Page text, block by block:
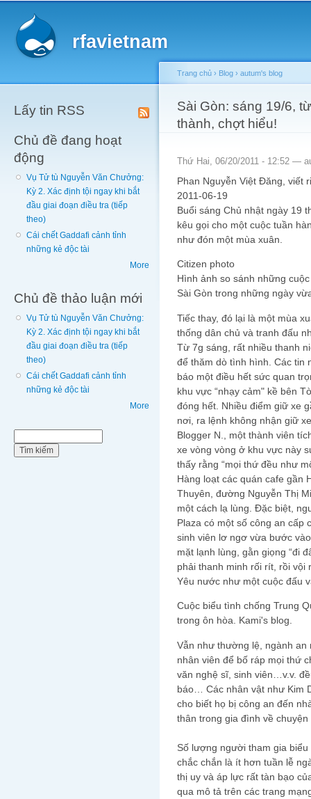
rfavietnam
Lấy tin RSS
Chủ đề đang hoạt
động
Vụ Tử tù Nguyễn Văn Chưởng:
Kỳ 2. Xác định tội ngay khi bắt
đầu giai đoạn điều tra (tiếp
theo)
Cái chết Gaddafi cảnh tỉnh
những kẻ độc tài
More
Chủ đề thảo luận mới
Vụ Tử tù Nguyễn Văn Chưởng:
Kỳ 2. Xác định tội ngay khi bắt
đầu giai đoạn điều tra (tiếp
theo)
Cái chết Gaddafi cảnh tỉnh
những kẻ độc tài
More
You are here
Trang chủ › Blog › autum's blog
Sài Gòn: sáng 19/6,
thành, chợt hiểu!
Thứ Hai, 06/20/2011 - 12:52 —
Phan Nguyễn Việt Đăng, viết
2011-06-19
Buổi sáng Chủ nhật ngày 19
kêu gọi cho một cuộc tuần
như đón một mùa xuân.
Citizen photo
Hình ảnh so sánh những
Sài Gòn trong những ngày
Tiếc thay, đó lại là một mùa
thống dân chủ và tranh đấu
Từ 7g sáng, rất nhiều thanh
để thăm dò tình hình. Các tin
báo một điều hết sức quan
khu vực “nhạy cảm" kề bên
đóng hết. Nhiều điểm giữ xe
nơi, ra lệnh không nhận giữ
Blogger N., một thành viên
xe vòng vòng ở khu vực này
thấy rằng “mọi thứ đều như
Hàng loạt các quán cafe gần
Thuyên, đường Nguyễn Thị
một cách lạ lùng. Đặc biệt,
Plaza có một số công an cấp
sinh viên lơ ngơ vừa bước
mặt lạnh lùng, gằn giọng “đi
phải thanh minh rối rít, rồi vội
Yêu nước như một cuộc đấu
Cuộc biểu tình chống Trung
trong ôn hòa. Kami's blog.
Vẫn như thường lệ, ngành an
nhân viên để bố ráp mọi thứ
văn nghệ sĩ, sinh viên…v.v.
báo… Các nhân vật như Kim
cho biết họ bị công an đến
thân trong gia đình về
Số lượng người tham gia
chắc chắn là ít hơn tuần lễ
thị uy và áp lực rất tàn bạo
qua mô tả trên các trang